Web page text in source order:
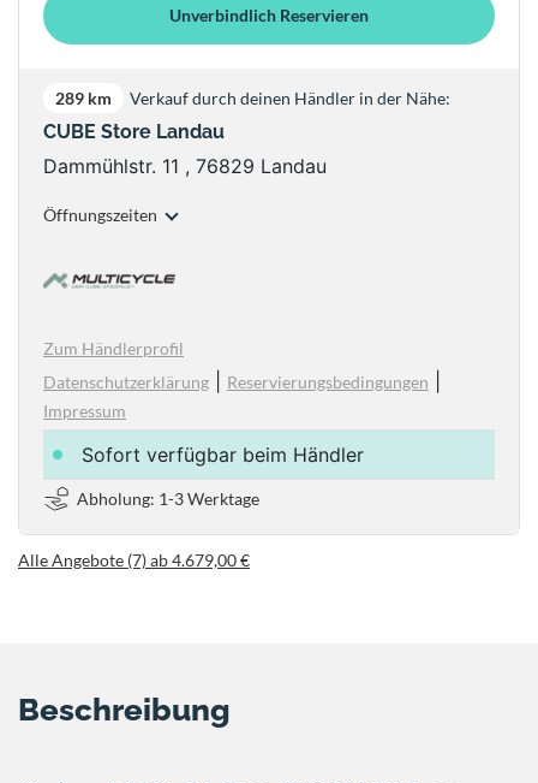
Unverbindlich Reservieren
289 km Verkauf durch deinen Händler in der Nähe:
CUBE Store Landau
Dammühlstr. 11 , 76829 Landau
Öffnungszeiten
Zum Händlerprofil
Datenschutzerklärung
Reservierungsbedingungen
Impressum
Sofort verfügbar beim Händler
Abholung: 1-3 Werktage
Alle Angebote (7) ab 4.679,00 €
Beschreibung